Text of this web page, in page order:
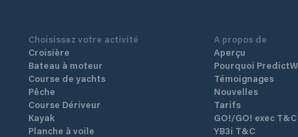
Choisissez votre activité
Croisière
Bateau à moteur
Course de yachts
Pêche
Course Dériveur
Kayak
Planche à voile
A propos de
Aperçu
Pourquoi
Témoignages
Nouvelles
Tarifs
GO!/GO! exec T&C
YB3i T&C